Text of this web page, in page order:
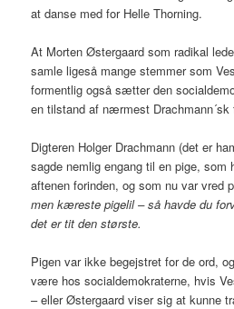
at danse med for Helle Thorning.
At Morten Østergaard som radikal
samle ligeså mange stemmer som
formentlig også sætter den
en tilstand af nærmest Drachmann´sk
Digteren Holger Drachmann (det er
sagde nemlig engang til en pige,
aftenen forinden, og som nu var vred
men kæreste pigelil – så havde du
det er tit den største.
Pigen var ikke begejstret for de ord,
være hos socialdemokraterne, hvis
– eller Østergaard viser sig at kunne